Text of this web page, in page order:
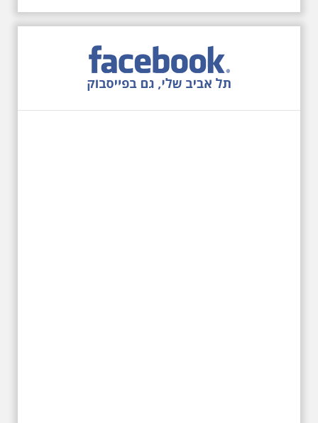
5.6.2026 שישי בבוקר
ב-10:00 אריק איינשטיין
מיוחד בעקבות חייו
ושיריוו - עטור מצחך זהב
שחור תחנות תל אביביות
מחייו של אריק איינשטיין -
תוצרת הארץ